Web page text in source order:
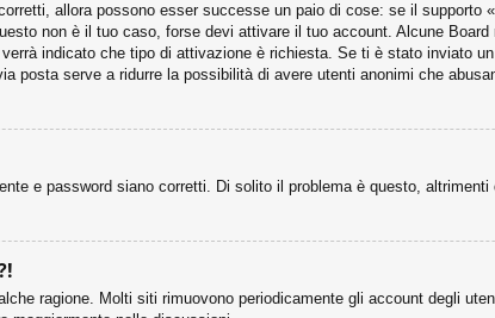
allora possono esser successe un paio di cose: se il supporto
non è il tuo caso, forse devi attivare il tuo account. Alcune
indicato che tipo di attivazione è richiesta. Se ti è stato inviato
posta serve a ridurre la possibilità di avere utenti anonimi che
e password siano corretti. Di solito il problema è questo,
ragione. Molti siti rimuovono periodicamente gli account degli